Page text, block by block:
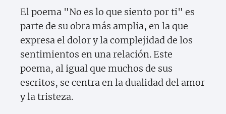
El poema "No es lo que siento por ti" es
parte de su obra más amplia, en la que
expresa el dolor y la complejidad de los
sentimientos en una relación. Este
poema, al igual que muchos de sus
escritos, se centra en la dualidad del amor
y la tristeza.